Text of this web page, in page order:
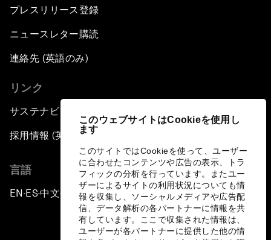
このウェブサイトはCookieを使用し
ます
このサイトではCookieを使って、ユーザー
に合わせたコンテンツや広告の表示、トラ
フィックの分析を行っています。またユー
ザーによるサイトの利用状況についても情
報を収集し、ソーシャルメディアや広告配
信、データ解析の各パートナーに情報を共
有しています。ここで収集された情報は、
ユーザーが各パートナーに提供した他の情
プレスリリース登録
ニュースレター購読
連絡先 (英語のみ)
リンク
サステナビリティへの取り組み
採用情報 (英語のみ)
言語
EN ▪ES▪中文▪ 日本語